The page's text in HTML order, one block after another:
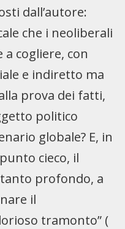
dall’autore:
che i neoliberali
cogliere, con
e indiretto ma
prova dei fatti,
politico
globale? E, in
cieco, il
profondo, a
il
tramonto” (